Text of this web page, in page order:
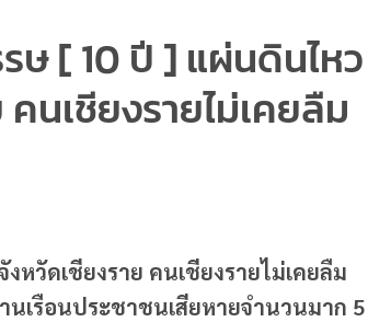
ษ [ 10 ปี ] แผ่นดินไหว
นเชียงรายไม่เคยลืม
วัดเชียงราย คนเชียงรายไม่เคยลืม
เรือนประชาชนเสียหายจำนวนมาก 5